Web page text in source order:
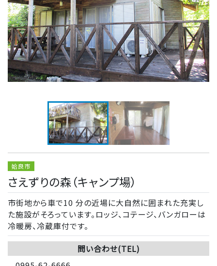
姶良市
さえずりの森（キャンプ場）
市街地から車で10 分の近場に大自然に囲まれた充実し
た施設がそろっています。ロッジ、コテージ、バンガローは
冷暖房、冷蔵庫付です。
問い合わせ(TEL)